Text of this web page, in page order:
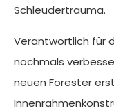
Schleudertrauma.
Verantwortlich für
nochmals
neuen Forester